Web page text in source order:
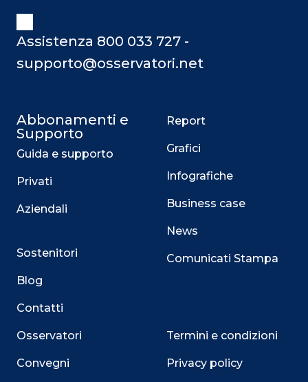
Assistenza 800 033 727 -
supporto@osservatori.net
Abbonamenti e
Supporto
Guida e supporto
Privati
Aziendali
Sostenitori
Blog
Contatti
Osservatori
Convegni
Report
Grafici
Infografiche
Business case
News
Comunicati Stampa
Termini e condizioni
Privacy policy